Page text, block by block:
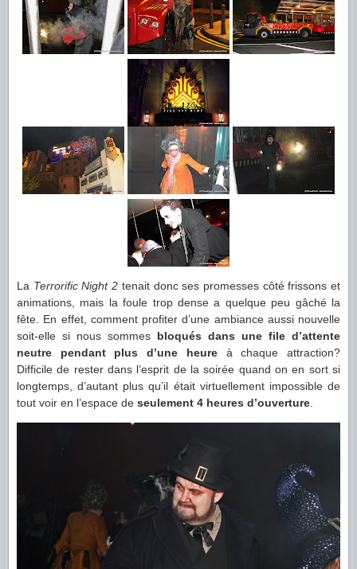
La Terrorific Night 2 tenait donc ses promesses côté frissons et
animations, mais la foule trop dense a quelque peu gâché la
fête. En effet, comment profiter d’une ambiance aussi nouvelle
soit-elle si nous sommes bloqués dans une file d’attente
neutre pendant plus d’une heureà chaque attraction?
Difficile de rester dans l’esprit de la soirée quand on en sort si
longtemps, d’autant plus qu’il était virtuellement impossible de
tout voir en l’espace de seulement 4 heures d’ouverture.